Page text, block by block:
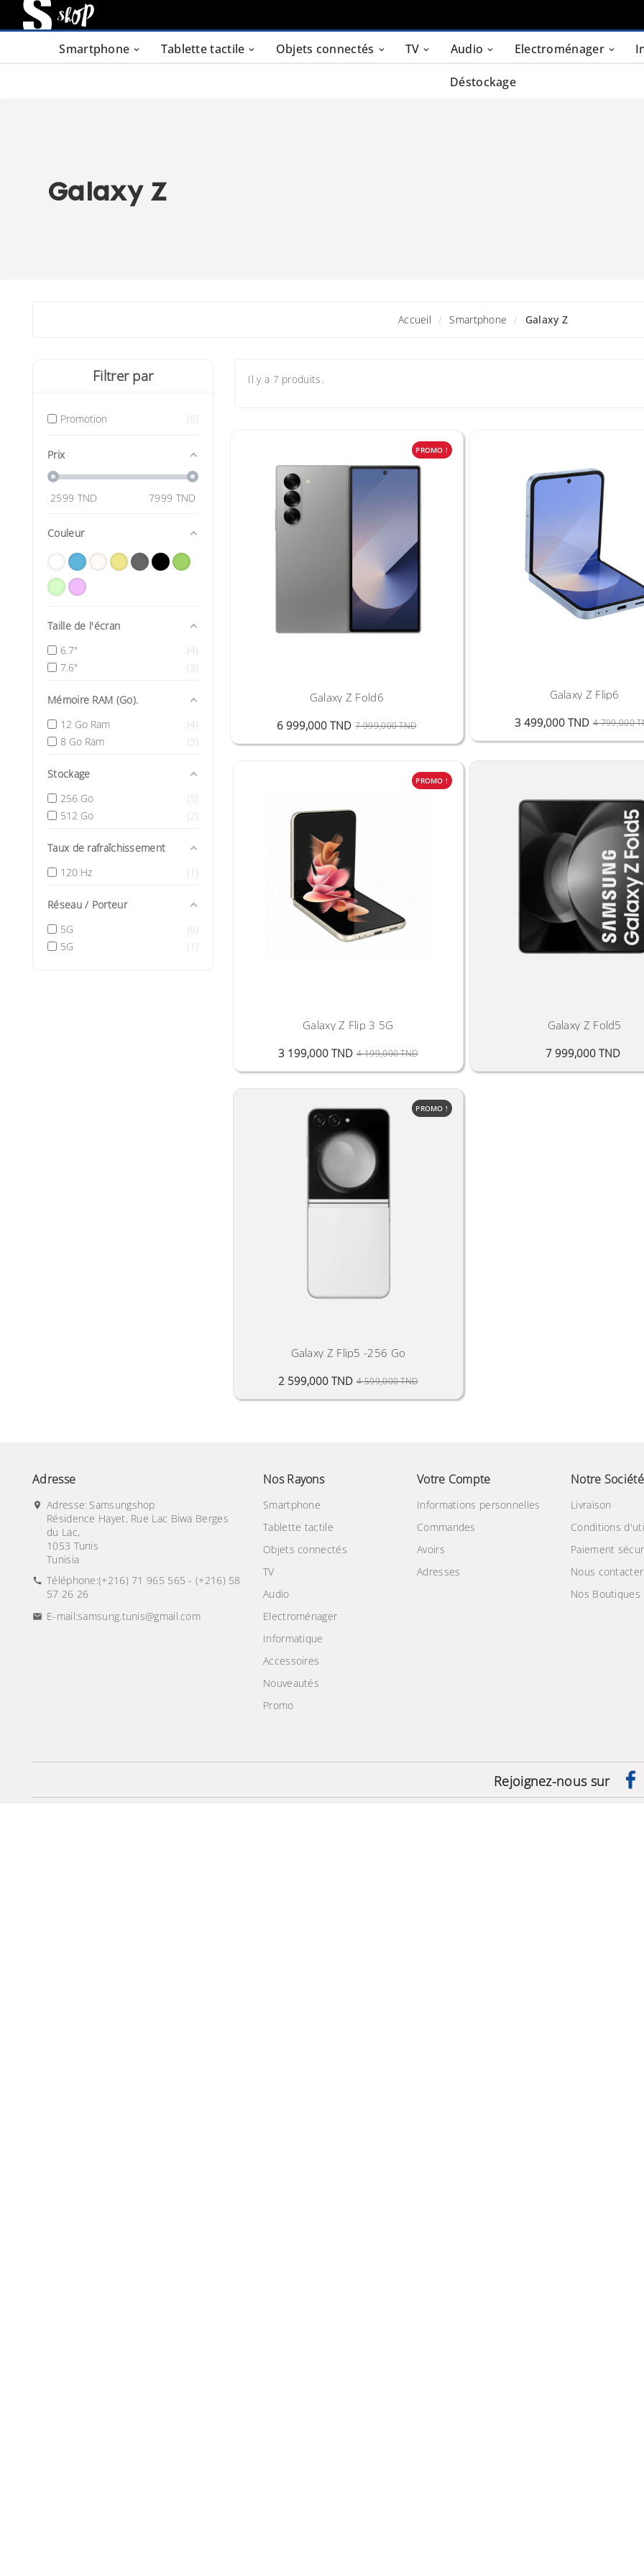
Smartphone Tablette tactile Objets connectés TV Audio Electroménager
Déstockage
Galaxy Z
Accueil Smartphone Galaxy Z
Filtrer par
Promotion 6
Prix
2599 TND 7999 TND
Couleur
Taille de l'écran
6.7"
4
7.6"
3
Mémoire RAM (Go).
12 Go Ram
4
8 Go Ram
3
Stockage
256 Go
5
512 Go
2
Taux de rafraîchissement
120 Hz
1
Réseau / Porteur
5G
6
5G
1
Il y a 7 produits.
PROMO !
Galaxy Z Fold6
6 999,000 TND 7 999,000 TNDPrix Public
Prix
Galaxy Z Flip6
3 499,000 TND 4 799,000
PROMO !
Galaxy Z Flip 3 5G
3 199,000 TND 4 199,000 TNDPrix Public
Prix
Galaxy Z Fold5
7 999,000 TND
PROMO !
Galaxy Z Flip5 -256 Go
2 599,000 TND 4 599,000 TNDPrix Public
Prix
Adresse
Adresse: Samsungshop
Résidence Hayet, Rue Lac Biwa Berges
du Lac,
1053 Tunis
Tunisia
Téléphone:(+216) 71 965 565 - (+216) 58
57 26 26
E-mail:samsung.tunis@gmail.com
Nos Rayons
Smartphone
Tablette tactile
Objets connectés
TV
Audio
Electroménager
Informatique
Accessoires
Nouveautés
Promo
Votre Compte
Informations personnelles
Commandes
Avoirs
Adresses
Notre Société
Livraison
Conditions
Paiement
Nous contacter
Nos Boutiques
Rejoignez-nous sur